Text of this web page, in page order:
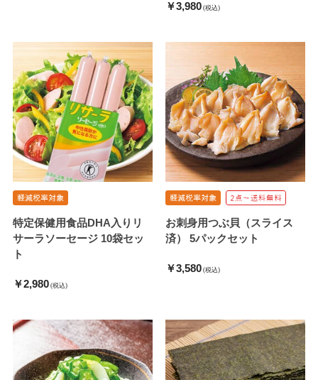
￥3,980 (税込)
特定保健用食品DHA入りリ
サーラソーセージ 10袋セッ
ト
￥2,980 (税込)
お刺身用つぶ貝（スライス
済） 5パックセット
￥3,580 (税込)